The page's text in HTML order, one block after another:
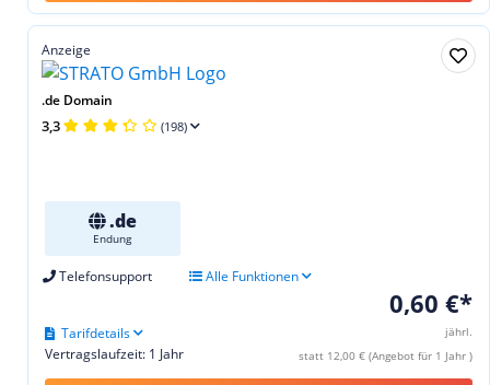
Anzeige
.de Domain
3,3 (198)
.de
Endung
Telefonsupport Alle Funktionen
0,60 €*
jährl.
statt 12,00 € (Angebot für 1 Jahr )
Vertragslaufzeit: 1 Jahr
Tarifdetails